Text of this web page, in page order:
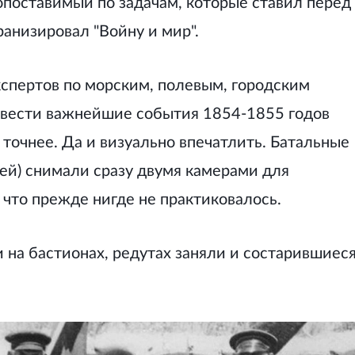
по задачам, которые ставил перед
"Войну и мир".
по морским, полевым, городским
важнейшие события 1854-1855 годов
Да и визуально впечатлить. Батальные
снимали сразу двумя камерами для
прежде нигде не практиковалось.
бастионах, редутах заняли и